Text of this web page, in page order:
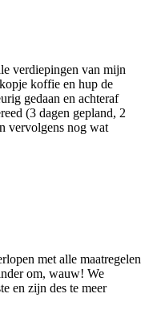
verdiepingen van mijn
koffie en hup de
gedaan en achteraf
(3 dagen gepland, 2
vervolgens nog wat
met alle maatregelen
om, wauw! We
en zijn des te meer